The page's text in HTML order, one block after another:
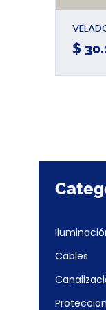
$
Cables